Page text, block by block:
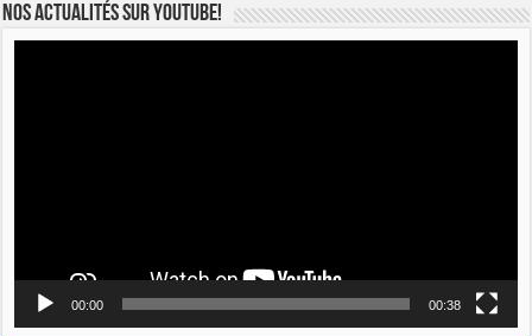
Nos actualités sur YOUTUBE!
00:00 00:38